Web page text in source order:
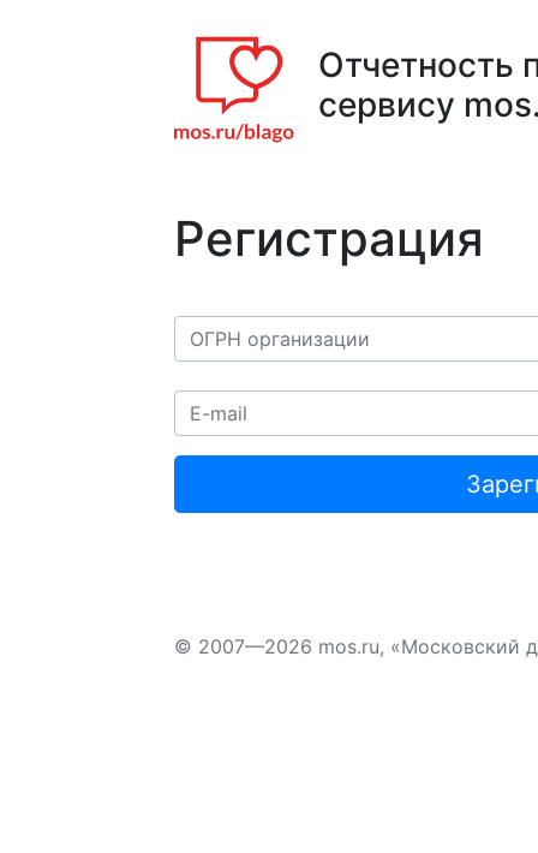
Отчетность
сервису
Регистрация
© 2007—2026 mos.ru, «Московский